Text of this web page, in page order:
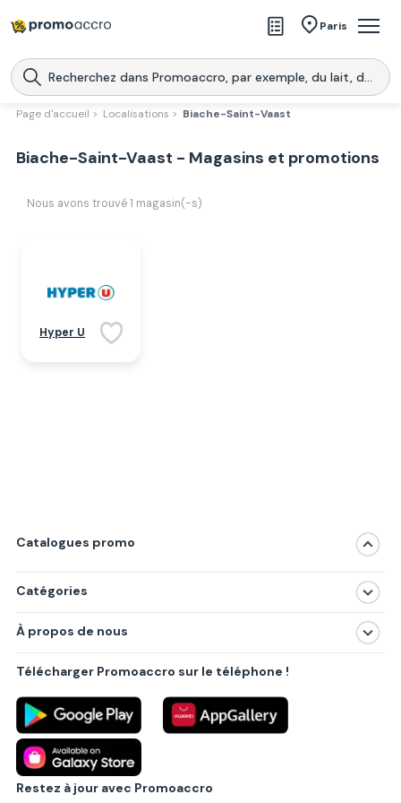
Paris
Magasins
Produits
Promoaccro
l'application
Page d'accueil > Localisations > Biache-Saint-Vaast
Biache-Saint-Vaast - Magasins et promotions
Nous avons trouvé 1 magasin(-s)
Hyper U
Catalogues promo
Catégories
Produits
Villes principales
À propos de nous
Politique de confidentialité
Règlements
Partenariat B2B
Blog
Contact
Télécharger Promoaccro sur le téléphone !
Restez à jour avec Promoaccro